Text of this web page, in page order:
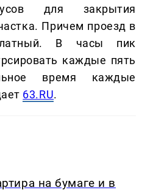
для закрытия
Причем проезд в
В часы пик
каждые пять
время каждые
63.RU.
на бумаге и в